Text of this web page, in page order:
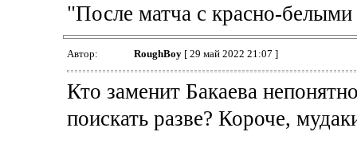
"После матча с красно-
Автор: RoughBoy[ 29 май 2022 21:07 ]
Кто заменит Бакаева
поискать разве? Короче,